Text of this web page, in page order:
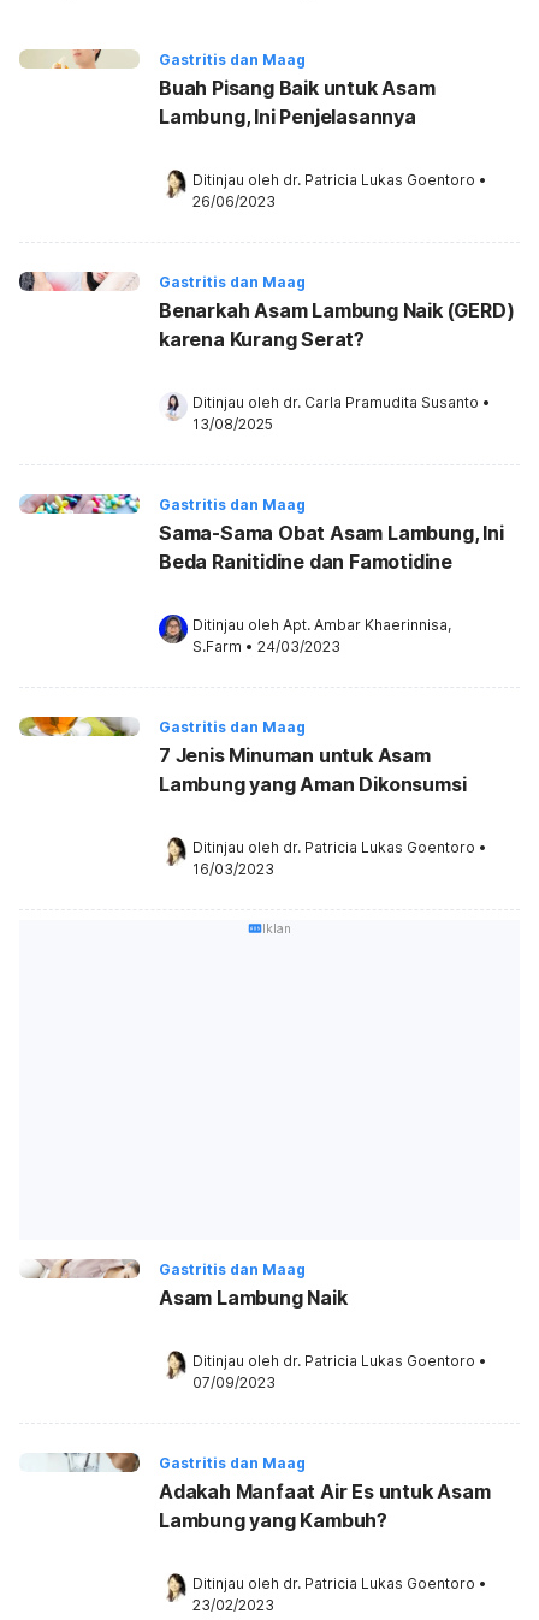
Gastritis dan Maag
Buah Pisang Baik untuk Asam
Lambung, Ini Penjelasannya
Ditinjau oleh dr. Patricia Lukas Goentoro •
26/06/2023
Gastritis dan Maag
Benarkah Asam Lambung Naik (GERD)
karena Kurang Serat?
Ditinjau oleh dr. Carla Pramudita Susanto •
13/08/2025
Gastritis dan Maag
Sama-Sama Obat Asam Lambung, Ini
Beda Ranitidine dan Famotidine
Ditinjau oleh Apt. Ambar Khaerinnisa,
S.Farm • 24/03/2023
Gastritis dan Maag
7 Jenis Minuman untuk Asam
Lambung yang Aman Dikonsumsi
Ditinjau oleh dr. Patricia Lukas Goentoro •
16/03/2023
Iklan
Gastritis dan Maag
Asam Lambung Naik
Ditinjau oleh dr. Patricia Lukas Goentoro •
07/09/2023
Gastritis dan Maag
Adakah Manfaat Air Es untuk Asam
Lambung yang Kambuh?
Ditinjau oleh dr. Patricia Lukas Goentoro •
23/02/2023